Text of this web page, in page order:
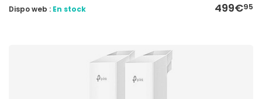
499€95
Dispo web : En stock